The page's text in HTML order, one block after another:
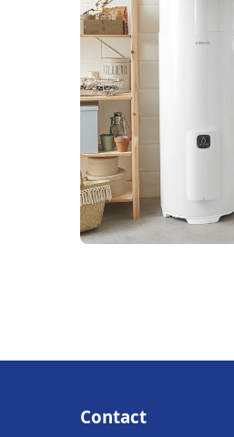
Contact